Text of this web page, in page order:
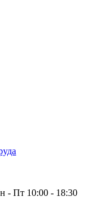
- Пт 10:00 - 18:30